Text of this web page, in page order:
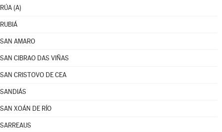
RÚA (A)
RUBIÁ
SAN AMARO
SAN CIBRAO DAS VIÑAS
SAN CRISTOVO DE CEA
SANDIÁS
SAN XOÁN DE RÍO
SARREAUS